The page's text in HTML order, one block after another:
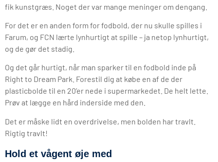
fik kunstgræs. Noget der var mange meninger om dengang.
For det er en anden form for fodbold, der nu skulle spilles i
Farum, og FCN lærte lynhurtigt at spille – ja netop lynhurtigt,
og de gør det stadig.
Og det går hurtigt, når man sparker til en fodbold inde på
Right to Dream Park. Forestil dig at købe en af de der
plasticbolde til en 20’er nede i supermarkedet. De helt lette.
Prøv at lægge en hård inderside med den.
Det er måske lidt en overdrivelse, men bolden har travlt.
Rigtig travlt!
Hold et vågent øje med